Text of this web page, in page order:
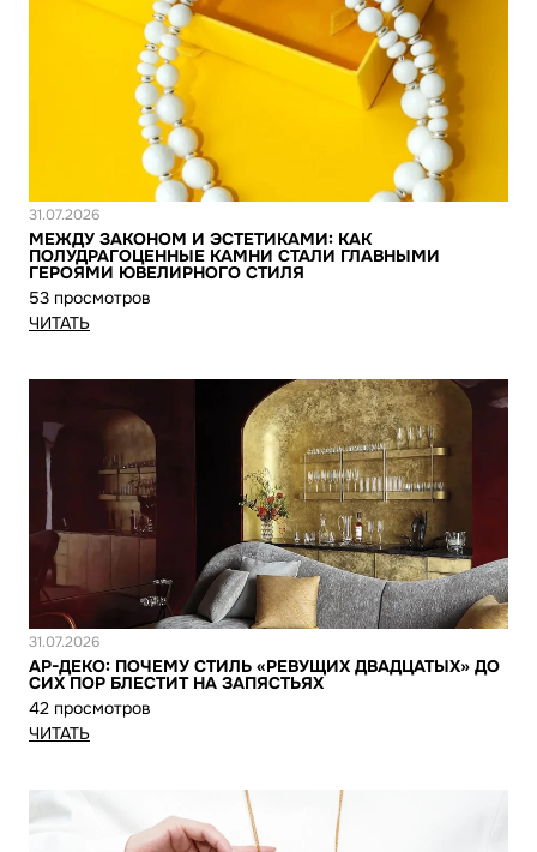
Новость
31.07.2026
МЕЖДУ ЗАКОНОМ И ЭСТЕТИКАМИ: КАК
ПОЛУДРАГОЦЕННЫЕ КАМНИ СТАЛИ ГЛАВНЫМИ
ГЕРОЯМИ ЮВЕЛИРНОГО СТИЛЯ
53 просмотров
ЧИТАТЬ
Новость
31.07.2026
АР-ДЕКО: ПОЧЕМУ СТИЛЬ «РЕВУЩИХ ДВАДЦАТЫХ» ДО
СИХ ПОР БЛЕСТИТ НА ЗАПЯСТЬЯХ
42 просмотров
ЧИТАТЬ